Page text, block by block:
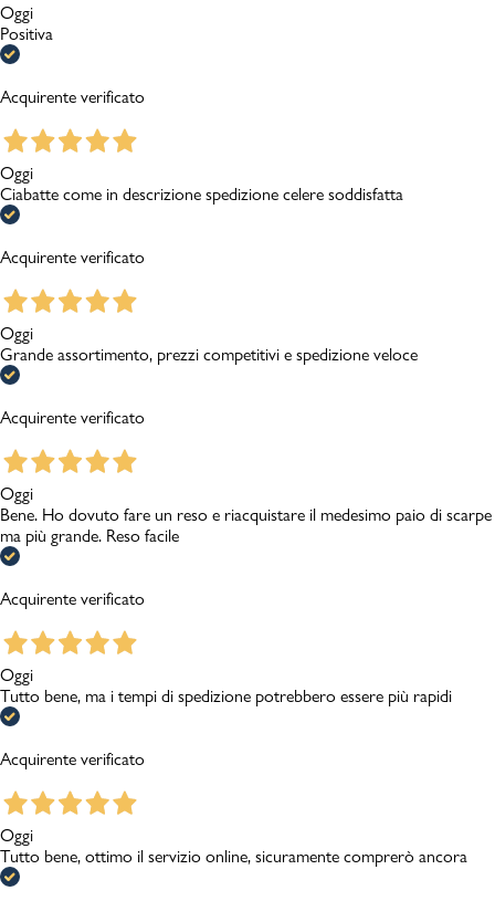
Oggi
Positiva
Acquirente verificato
Oggi
Ciabatte come in descrizione spedizione celere soddisfatta
Acquirente verificato
Oggi
Grande assortimento, prezzi competitivi e spedizione veloce
Acquirente verificato
Oggi
Bene. Ho dovuto fare un reso e riacquistare il medesimo paio di scarpe
ma più grande. Reso facile
Acquirente verificato
Oggi
Tutto bene, ma i tempi di spedizione potrebbero essere più rapidi
Acquirente verificato
Oggi
Tutto bene, ottimo il servizio online, sicuramente comprerò ancora